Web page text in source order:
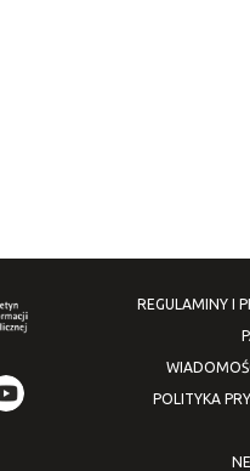
REGULAMINY I
POLITYKA